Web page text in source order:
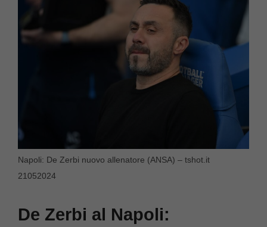
Napoli: De Zerbi nuovo allenatore (ANSA) – tshot.it
21052024
De Zerbi al Napoli: